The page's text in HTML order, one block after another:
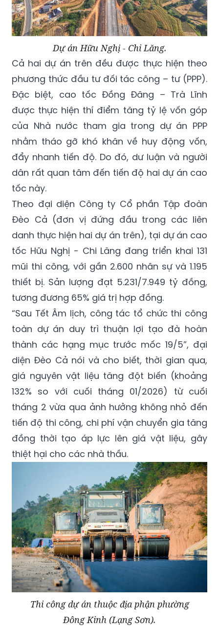
Dự án Hữu Nghị - Chi Lăng.
Cả hai dự án trên đều được thực hiện theo
phương thức đầu tư đối tác công – tư (PPP).
Đặc biệt, cao tốc Đồng Đăng – Trà Lĩnh
được thực hiện thí điểm tăng tỷ lệ vốn góp
của Nhà nước tham gia trong dự án PPP
nhằm tháo gỡ khó khăn về huy động vốn,
đẩy nhanh tiến độ. Do đó, dư luận và người
dân rất quan tâm đến tiến độ hai dự án cao
tốc này.
Theo đại diện Công ty Cổ phần Tập đoàn
Đèo Cả (đơn vị đứng đầu trong các liên
danh thực hiện hai dự án trên), tại dự án cao
tốc Hữu Nghị - Chi Lăng đang triển khai 131
mũi thi công, với gần 2.600 nhân sự và 1.195
thiết bị. Sản lượng đạt 5.231/7.949 tỷ đồng,
tương đương 65% giá trị hợp đồng.
“Sau Tết Âm lịch, công tác tổ chức thi công
toàn dự án duy trì thuận lợi tạo đà hoàn
thành các hạng mục trước mốc 19/5”, đại
diện Đèo Cả nói và cho biết, thời gian qua,
giá nguyên vật liệu tăng đột biến (khoảng
132% so với cuối tháng 01/2026) từ cuối
tháng 2 vừa qua ảnh hưởng không nhỏ đến
tiến độ thi công, chi phí vận chuyển gia tăng
đồng thời tạo áp lực lên giá vật liệu, gây
thiệt hại cho các nhà thầu.
Thi công dự án thuộc địa phận phường
Đông Kinh (Lạng Sơn).